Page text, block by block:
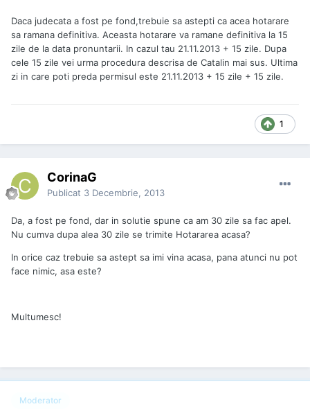
Daca judecata a fost pe fond,trebuie sa astepti ca acea hotarare
sa ramana definitiva. Aceasta hotarare va ramane definitiva la 15
zile de la data pronuntarii. In cazul tau 21.11.2013 + 15 zile. Dupa
cele 15 zile vei urma procedura descrisa de Catalin mai sus. Ultima
zi in care poti preda permisul este 21.11.2013 + 15 zile + 15 zile.
1
CorinaG
Publicat 3 Decembrie, 2013
Da, a fost pe fond, dar in solutie spune ca am 30 zile sa fac apel.
Nu cumva dupa alea 30 zile se trimite Hotararea acasa?
In orice caz trebuie sa astept sa imi vina acasa, pana atunci nu pot
face nimic, asa este?
Multumesc!
Moderator